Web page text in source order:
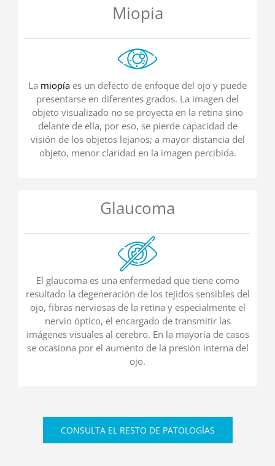
Miopia
La miopía es un defecto de enfoque del ojo y puede
presentarse en diferentes grados. La imagen del
objeto visualizado no se proyecta en la retina sino
delante de ella, por eso, se pierde capacidad de
visión de los objetos lejanos; a mayor distancia del
objeto, menor claridad en la imagen percibida.
Glaucoma
El glaucoma es una enfermedad que tiene como
resultado la degeneración de los tejidos sensibles del
ojo, fibras nerviosas de la retina y especialmente el
nervio óptico, el encargado de transmitir las
imágenes visuales al cerebro. En la mayoría de casos
se ocasiona por el aumento de la presión interna del
ojo.
CONSULTA EL RESTO DE PATOLOGÍAS